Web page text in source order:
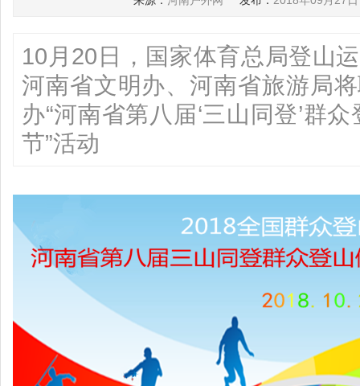
10月20日，国家体育总局登山
河南省文明办、河南省旅游局
办“河南省第八届‘三山同登’群
节”活动